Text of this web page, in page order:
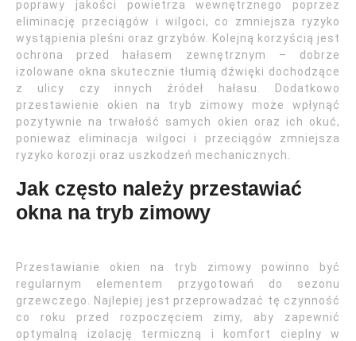
poprawy jakości powietrza wewnętrznego poprzez
eliminację przeciągów i wilgoci, co zmniejsza ryzyko
wystąpienia pleśni oraz grzybów. Kolejną korzyścią jest
ochrona przed hałasem zewnętrznym – dobrze
izolowane okna skutecznie tłumią dźwięki dochodzące
z ulicy czy innych źródeł hałasu. Dodatkowo
przestawienie okien na tryb zimowy może wpłynąć
pozytywnie na trwałość samych okien oraz ich okuć,
ponieważ eliminacja wilgoci i przeciągów zmniejsza
ryzyko korozji oraz uszkodzeń mechanicznych.
Jak często należy przestawiać
okna na tryb zimowy
Przestawianie okien na tryb zimowy powinno być
regularnym elementem przygotowań do sezonu
grzewczego. Najlepiej jest przeprowadzać tę czynność
co roku przed rozpoczęciem zimy, aby zapewnić
optymalną izolację termiczną i komfort cieplny w